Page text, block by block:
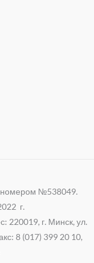
номером №538049.
г.
г. Минск, ул.
8 (017) 399 20 10,